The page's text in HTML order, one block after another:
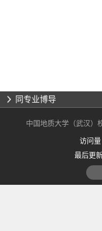
同专业博导
中国地质大学（武汉）
访问量
最后更